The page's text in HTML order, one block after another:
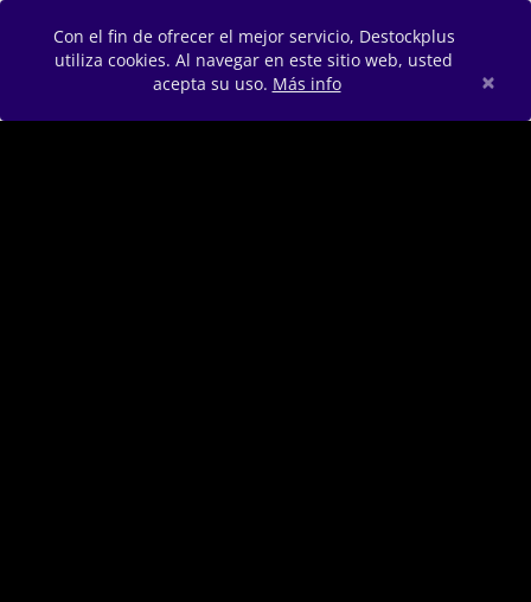
Con el fin de ofrecer el mejor servicio, Destockplus
utiliza cookies. Al navegar en este sitio web, usted
acepta su uso. Más info ×